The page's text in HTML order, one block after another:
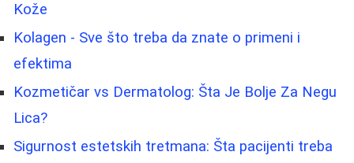
Kože
Kolagen - Sve što treba da znate o primeni i
efektima
Kozmetičar vs Dermatolog: Šta Je Bolje Za Negu
Lica?
Sigurnost estetskih tretmana: Šta pacijenti treba